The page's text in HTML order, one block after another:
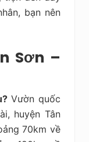
bạn nên
Sơn –
Vườn quốc
huyện Tân
70km về